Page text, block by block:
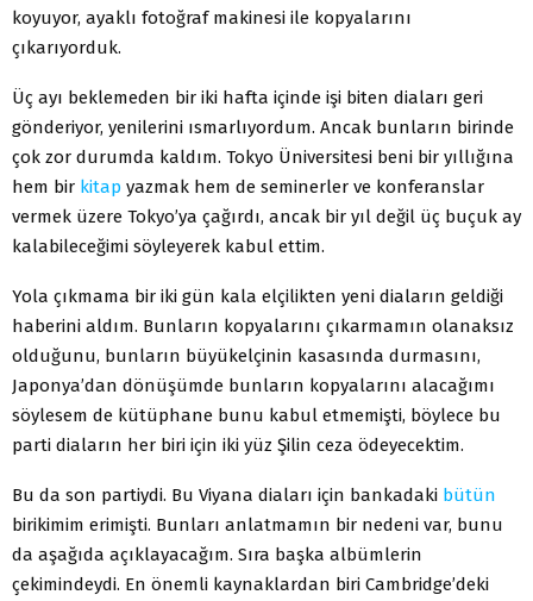
koyuyor, ayaklı fotoğraf makinesi ile kopyalarını
çıkarıyorduk.
Üç ayı beklemeden bir iki hafta içinde işi biten diaları geri
gönderiyor, yenilerini ısmarlıyordum. Ancak bunların birinde
çok zor durumda kaldım. Tokyo Üniversitesi beni bir yıllığına
hem bir kitap yazmak hem de seminerler ve konferanslar
vermek üzere Tokyo’ya çağırdı, ancak bir yıl değil üç buçuk ay
kalabileceğimi söyleyerek kabul ettim.
Yola çıkmama bir iki gün kala elçilikten yeni diaların geldiği
haberini aldım. Bunların kopyalarını çıkarmamın olanaksız
olduğunu, bunların büyükelçinin kasasında durmasını,
Japonya’dan dönüşümde bunların kopyalarını alacağımı
söylesem de kütüphane bunu kabul etmemişti, böylece bu
parti diaların her biri için iki yüz Şilin ceza ödeyecektim.
Bu da son partiydi. Bu Viyana diaları için bankadaki bütün
birikimim erimişti. Bunları anlatmamın bir nedeni var, bunu
da aşağıda açıklayacağım. Sıra başka albümlerin
çekimindeydi. En önemli kaynaklardan biri Cambridge’deki